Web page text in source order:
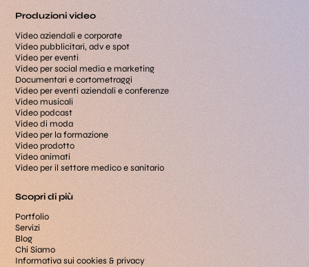
Produzioni video
Video aziendali e corporate
Video pubblicitari, adv e spot
Video per eventi
Video per social media e marketing
Documentari e cortometraggi
Video per eventi aziendali e conferenze
Video musicali
Video podcast
Video di moda
Video per la formazione
Video prodotto
Video animati
Video per il settore medico e sanitario
Scopri di più
Portfolio
Servizi
Blog
Chi Siamo
Informativa sui cookies & privacy